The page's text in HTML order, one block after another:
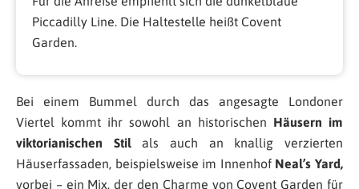
Piccadilly Line. Die Haltestelle heißt Covent
Garden.
Bei einem Bummel durch das angesagte Londoner
Viertel kommt ihr sowohl an historischen Häusern im
viktorianischen Stilals auch an knallig verzierten
Häuserfassaden, beispielsweise im Innenhof Neal’s Yard,
vorbei – ein Mix, der den Charme von Covent Garden für